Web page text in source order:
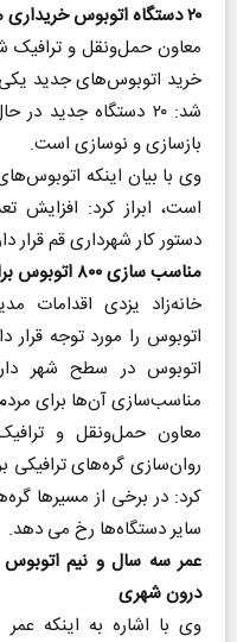
۲۰ دستگاه اتوبوس خریداری می شود
معاون حمل‌ونقل و ترافیک
خرید اتوبوس‌های جدید یکی
بازسازی و نوسازی است.
است، ابراز کرد: افزایش
دستور کار شهرداری قم قرار
مناسب سازی ۸۰۰ اتوبوس برای معلولان
خانه‌زاد یزدی اقدامات
اتوبوس در سطح شهر
مناسب‌سازی آن‌ها برای
معاون حمل‌ونقل و
روان‌سازی گره‌های ترافیکی
کرد: در برخی از مسیرها
سایر دستگاه‌ها رخ می دهد.
درون شهری